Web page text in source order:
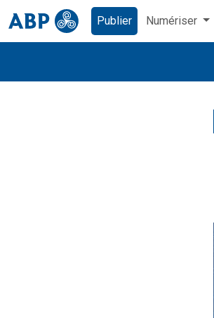
Publier Numériser